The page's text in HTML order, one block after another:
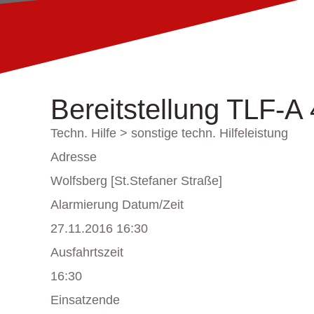
Bereitstellung TLF-A
Techn. Hilfe > sonstige techn. Hilfeleistung
Adresse
Wolfsberg [St.Stefaner Straße]
Alarmierung Datum/Zeit
27.11.2016 16:30
Ausfahrtszeit
16:30
Einsatzende